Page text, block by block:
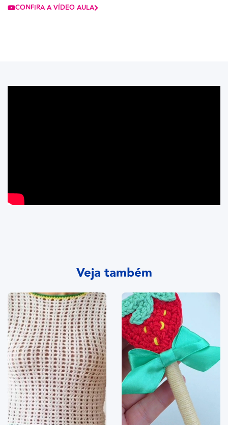
CONFIRA A VÍDEO AULA
Veja também